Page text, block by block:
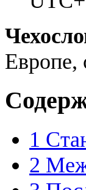
Европе,
1
2